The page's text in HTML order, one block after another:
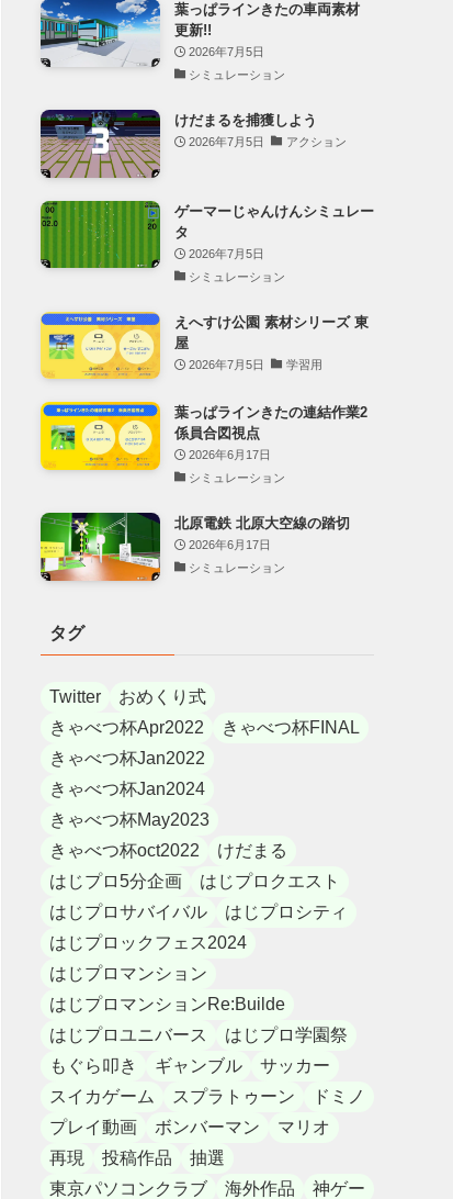
葉っぱラインきたの車両素材
更新!!
2026年7月5日
シミュレーション
けだまるを捕獲しよう
2026年7月5日 アクション
ゲーマーじゃんけんシミュレー
タ
2026年7月5日
シミュレーション
えへすけ公園 素材シリーズ 東
屋
2026年7月5日 学習用
葉っぱラインきたの連結作業2
係員合図視点
2026年6月17日
シミュレーション
北原電鉄 北原大空線の踏切
2026年6月17日
シミュレーション
タグ
Twitter
おめくり式
きゃべつ杯Apr2022
きゃべつ杯FINAL
きゃべつ杯Jan2022
きゃべつ杯Jan2024
きゃべつ杯May2023
きゃべつ杯oct2022
けだまる
はじプロ5分企画
はじプロクエスト
はじプロサバイバル
はじプロシティ
はじプロックフェス2024
はじプロマンション
はじプロマンションRe:Builde
はじプロユニバース
はじプロ学園祭
もぐら叩き
ギャンブル
サッカー
スイカゲーム
スプラトゥーン
ドミノ
プレイ動画
ボンバーマン
マリオ
再現
投稿作品
抽選
東京パソコンクラブ
海外作品
神ゲー